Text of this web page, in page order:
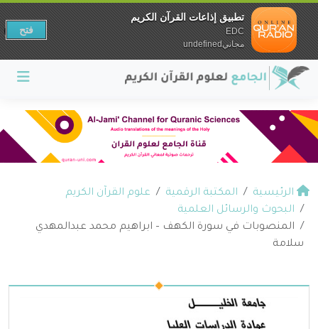
الرئيسية المكتبة الرقمية
علوم القرآن الكريم
البحوث والرسائل العلمية
المنصوبات في سورة الكهف – ابراهيم محمد عبدالمهدي
سلامة
تطبيق إذاعات القرآن الكريم
EDC
مجانيundefined
فتح